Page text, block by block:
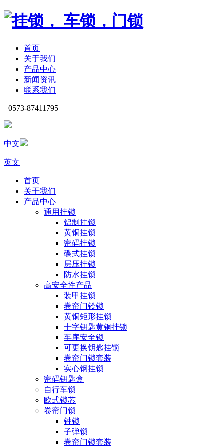
首页
关于我们
产品中心
新闻资讯
联系我们
+0573-87411795
中文
英文
首页
关于我们
产品中心
通用挂锁
铝制挂锁
黄铜挂锁
密码挂锁
碟式挂锁
层压挂锁
防水挂锁
高安全性产品
装甲挂锁
卷帘门铃锁
黄铜矩形挂锁
十字钥匙黄铜挂锁
车库安全锁
可更换钥匙挂锁
卷帘门锁套装
实心钢挂锁
密码钥匙盒
自行车锁
欧式锁芯
卷帘门锁
钟锁
子弹锁
卷帘门锁套装